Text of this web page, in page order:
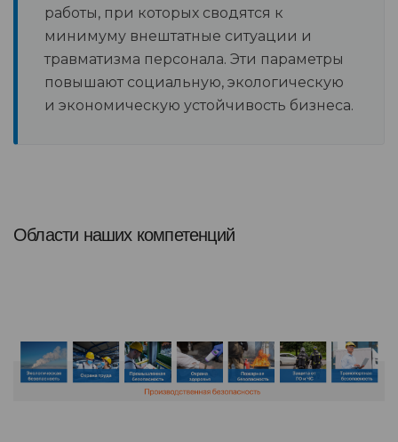
работы, при которых сводятся к
минимуму внештатные ситуации и
травматизма персонала. Эти параметры
повышают социальную, экологическую
и экономическую устойчивость бизнеса.
Области наших компетенций